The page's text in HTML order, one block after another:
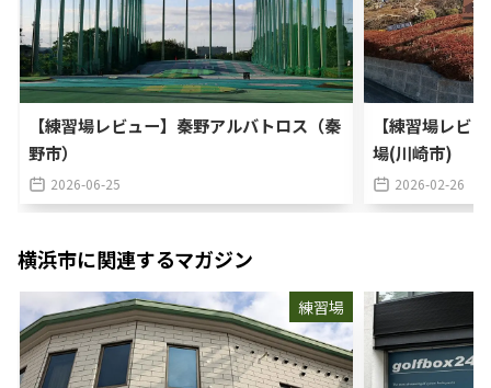
【練習場レビュー】秦野アルバトロス（秦
野市）
2026-06-25
【練習場レビ
場(川崎市)
2026-02-26
横浜市に関連するマガジン
練習場